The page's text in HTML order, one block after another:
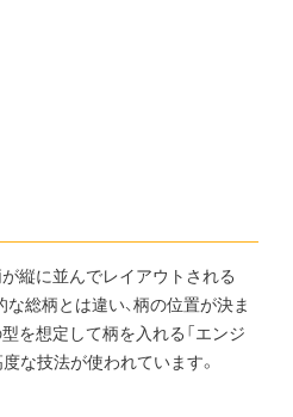
縦に並んでレイアウトされる
な総柄とは違い、柄の位置が決ま
を想定して柄を入れる「エンジ
な技法が使われています。